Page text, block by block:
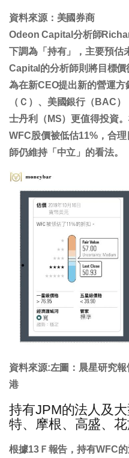
資料來源：美國券商
Odeon Capital分析師
下調為「持有」，主要預估
Capital的分析師則將目標
為在新CEO提出新的營運
（Ｃ）、美國銀行（BAC
士丹利（MS）更值得投資
WFC股價被低估11%，合
師仍維持「中立」的看法。
資料來源:左圖：晨星
港
持有JPM的法人及
特、摩根、高盛、
根據13Ｆ報告，持有WFC